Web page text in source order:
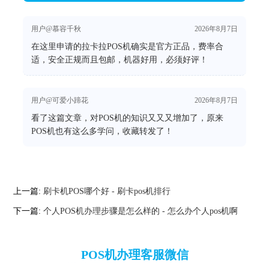
用户@慕容千秋 2026年8月7日
在这里申请的拉卡拉POS机确实是官方正品，费率合
适，安全正规而且包邮，机器好用，必须好评！
用户@可爱小蹄花 2026年8月7日
看了这篇文章，对POS机的知识又又又增加了，原来
POS机也有这么多学问，收藏转发了！
上一篇: 刷卡机POS哪个好 - 刷卡pos机排行
下一篇:个人POS机办理步骤是怎么样的 - 怎么办个人pos机啊
POS机办理客服微信